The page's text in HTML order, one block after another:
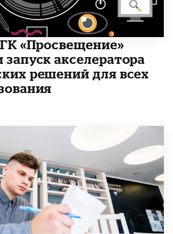
«Просвещение»
акселератора
решений для всех